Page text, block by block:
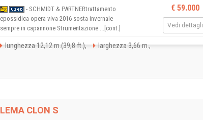
- SCHMIDT & PARTNERtrattamento
epossidica opera viva 2016 sosta invernale
sempre in capannone Strumentazione ...[cont.]
€ 59.000
Vedi dettagli
lunghezza 12,12 m.(39,8 ft.), larghezza 3,66 m.,
LEMA CLON S